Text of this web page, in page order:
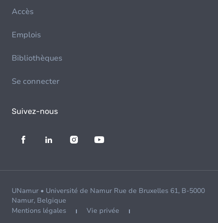
Accès
Emplois
Bibliothèques
Se connecter
Suivez-nous
UNamur • Université de Namur Rue de Bruxelles 61, B-5000
Namur, Belgique
Mentions légales
Vie privée